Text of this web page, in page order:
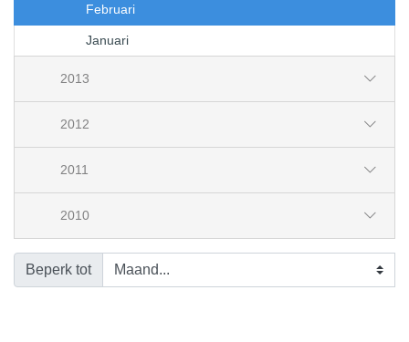
Februari
Januari
2013
2012
2011
2010
Beperk tot